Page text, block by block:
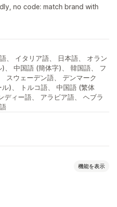
no code: match brand with
、 イタリア語、 日本語、 オラン
、 中国語 (簡体字)、 韓国語、 フ
スウェーデン語、 デンマーク
)、 トルコ語、 中国語 (繁体
ィー語、 アラビア語、 ヘブラ
機能を表示